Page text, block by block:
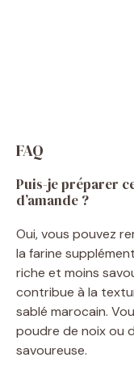
FAQ
Puis-je préparer
d’amande ?
Oui, vous pouvez
la farine
riche et moins
contribue à la
sablé marocain.
poudre de noix ou
savoureuse.